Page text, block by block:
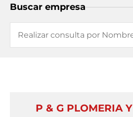
Buscar empresa
P & G PLOMERIA